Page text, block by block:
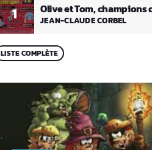
1 Olive et Tom, champions
JEAN-CLAUDE CORBEL
LISTE COMPLÈTE